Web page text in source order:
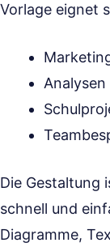
Vorlage eignet
Die Gestaltung
schnell und
Diagramme,